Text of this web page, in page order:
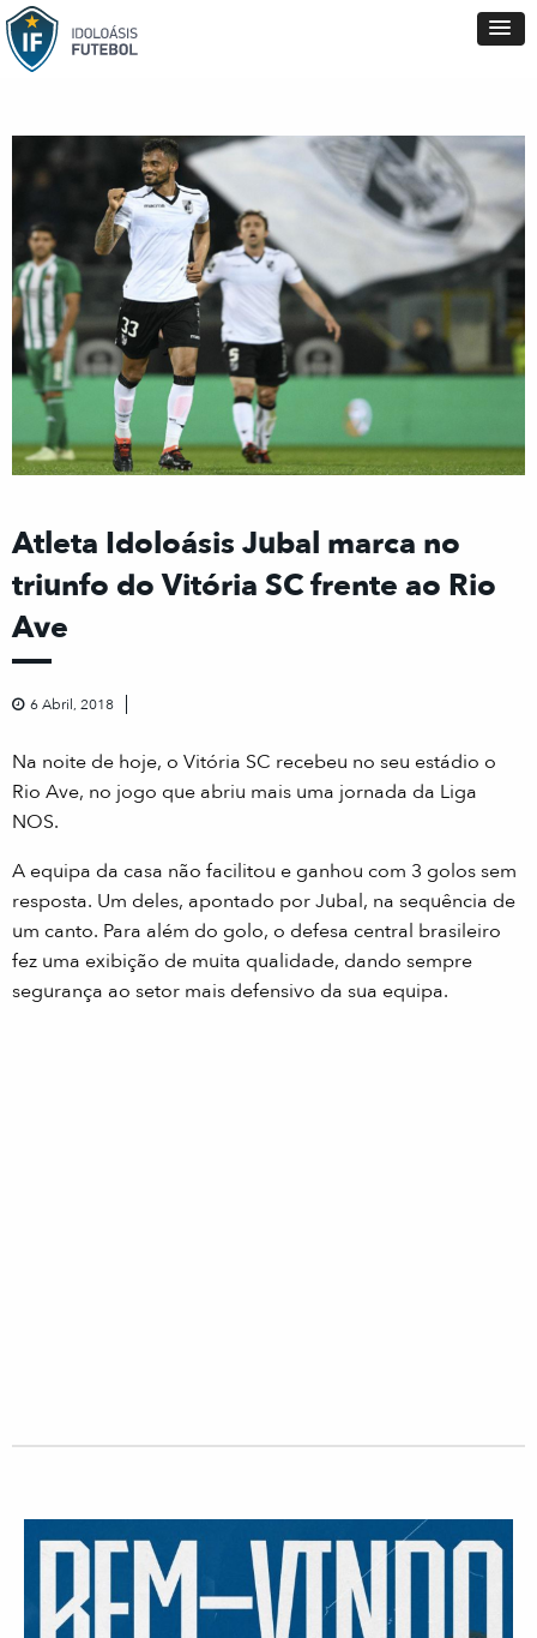
Atleta Idoloásis Jubal marca no
triunfo do Vitória SC frente ao Rio
Ave
6 Abril, 2018
Na noite de hoje, o Vitória SC recebeu no seu estádio o
Rio Ave, no jogo que abriu mais uma jornada da Liga
NOS.
A equipa da casa não facilitou e ganhou com 3 golos sem
resposta. Um deles, apontado por Jubal, na sequência de
um canto. Para além do golo, o defesa central brasileiro
fez uma exibição de muita qualidade, dando sempre
segurança ao setor mais defensivo da sua equipa.